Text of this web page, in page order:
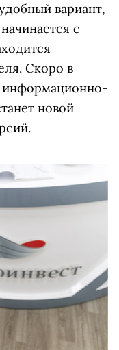
вариант,
с
Скоро в
информационно-
новой